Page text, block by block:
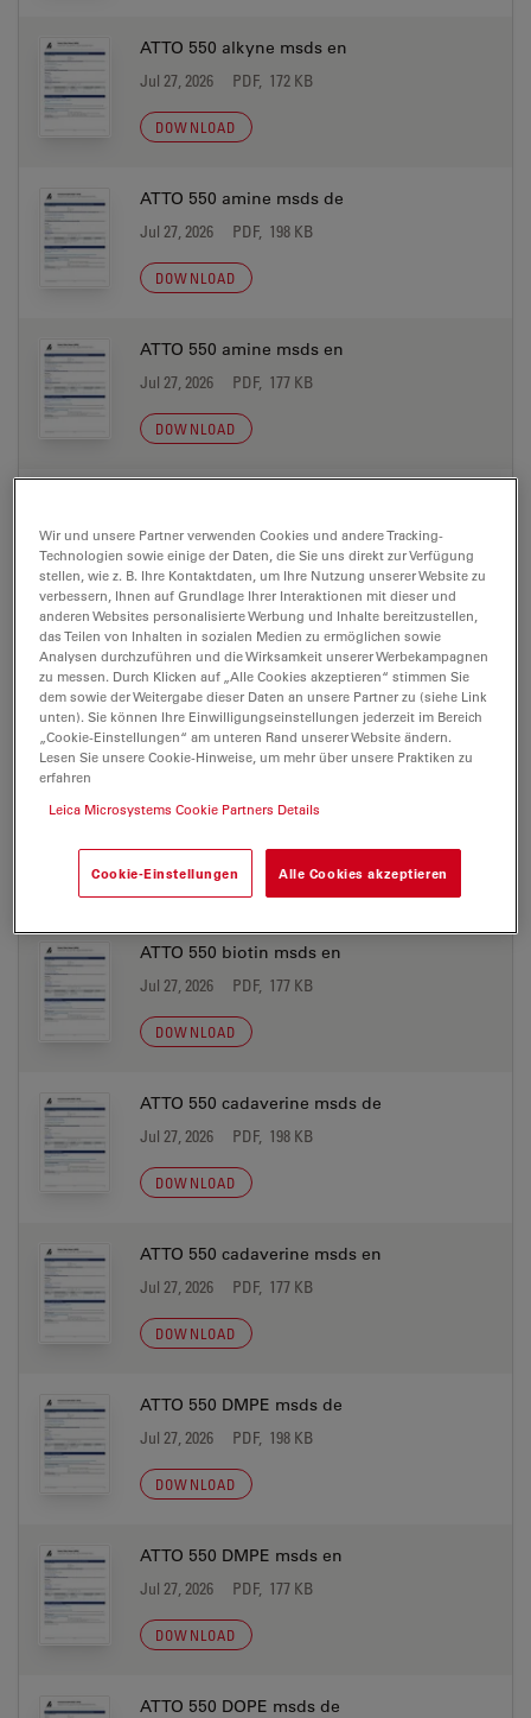
ATTO 550 alkyne msds en
Jul 27, 2026 PDF, 172 KB
DOWNLOAD
ATTO 550 amine msds de
Jul 27, 2026 PDF, 198 KB
DOWNLOAD
ATTO 550 amine msds en
Jul 27, 2026 PDF, 177 KB
DOWNLOAD
Jul 27, 2026 PDF, 198 KB
DOWNLOAD
ATTO 550 azide msds en
Jul 27, 2026 PDF, 177 KB
DOWNLOAD
ATTO 550 biotin msds de
DOWNLOAD
ATTO 550 biotin msds en
Jul 27, 2026 PDF, 177 KB
DOWNLOAD
ATTO 550 cadaverine msds de
Jul 27, 2026 PDF, 198 KB
DOWNLOAD
ATTO 550 cadaverine msds en
Jul 27, 2026 PDF, 177 KB
DOWNLOAD
ATTO 550 DMPE msds de
Jul 27, 2026 PDF, 198 KB
DOWNLOAD
ATTO 550 DMPE msds en
Jul 27, 2026 PDF, 177 KB
DOWNLOAD
ATTO 550 DOPE msds de
Wir und unsere Partner verwenden Cookies und andere Tracking-
Technologien sowie einige der Daten, die Sie uns direkt zur Verfügung
stellen, wie z. B. Ihre Kontaktdaten, um Ihre Nutzung unserer Website zu
verbessern, Ihnen auf Grundlage Ihrer Interaktionen mit dieser und
anderen Websites personalisierte Werbung und Inhalte bereitzustellen,
das Teilen von Inhalten in sozialen Medien zu ermöglichen sowie
Analysen durchzuführen und die Wirksamkeit unserer Werbekampagnen
zu messen. Durch Klicken auf „Alle Cookies akzeptieren“ stimmen Sie
dem sowie der Weitergabe dieser Daten an unsere Partner zu (siehe Link
unten). Sie können Ihre Einwilligungseinstellungen jederzeit im Bereich
„Cookie-Einstellungen“ am unteren Rand unserer Website ändern.
Lesen Sie unsere Cookie-Hinweise, um mehr über unsere Praktiken zu
erfahren
Leica Microsystems Cookie Partners Details
Cookie-Einstellungen Alle Cookies akzeptieren